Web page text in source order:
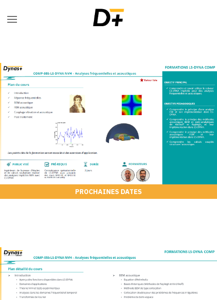
PROCHAINES DATES